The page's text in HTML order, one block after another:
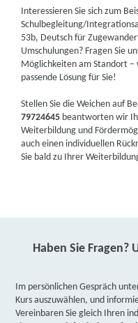
Interessieren Sie sich zum
Schulbegleitung/
53b, Deutsch für
Umschulungen? Fragen Sie
Möglichkeiten am Standort
passende Lösung für Sie!
Stellen Sie die Weichen auf
79724645 beantworten wir
Weiterbildung und
auch einen individuellen
Sie bald zu Ihrer
Haben Sie Fragen?
Im persönlichen Gespräch
Kurs auszuwählen, und
Vereinbaren Sie gleich Ihren